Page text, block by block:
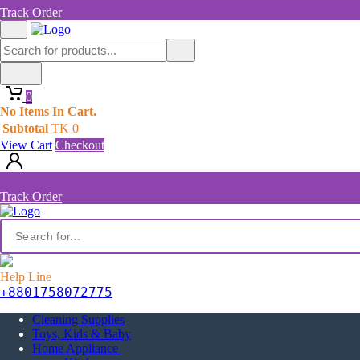
Track Order
0
No Items In Cart.
Subtotal TK 0
View Cart Checkout
Track Order
Help Line
+8801758072775‬
Cleaning Supplies
Toys, Kids & Baby
Home Appliance